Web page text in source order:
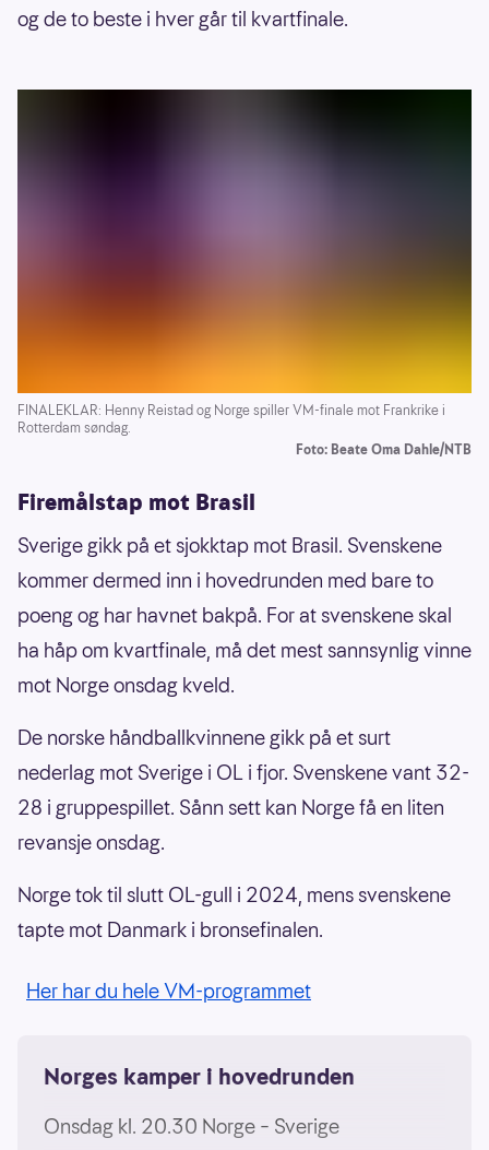
og de to beste i hver går til kvartfinale.
FINALEKLAR: Henny Reistad og Norge spiller VM-finale mot Frankrike i
Rotterdam søndag.
Foto: Beate Oma Dahle/NTB
Firemålstap mot Brasil
Sverige gikk på et sjokktap mot Brasil. Svenskene
kommer dermed inn i hovedrunden med bare to
poeng og har havnet bakpå. For at svenskene skal
ha håp om kvartfinale, må det mest sannsynlig vinne
mot Norge onsdag kveld.
De norske håndballkvinnene gikk på et surt
nederlag mot Sverige i OL i fjor. Svenskene vant 32-
28 i gruppespillet. Sånn sett kan Norge få en liten
revansje onsdag.
Norge tok til slutt OL-gull i 2024, mens svenskene
tapte mot Danmark i bronsefinalen.
Her har du hele VM-programmet
Norges kamper i hovedrunden
Onsdag kl. 20.30 Norge – Sverige